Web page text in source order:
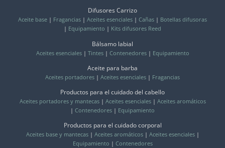
Difusores Carrizo
Aceite base | Fragancias | Aceites esenciales | Cañas | Botellas difusoras
| Equipamiento | Kits difusores Reed
Bálsamo labial
Aceites esenciales| Tintes| Contenedores| Equipamiento
Aceite para barba
Aceites portadores | Aceites esenciales | Fragancias
Productos para el cuidado del cabello
Aceites portadores y mantecas| Aceites esenciales| Aceites aromáticos
| Contenedores | Equipamiento
Productos para el cuidado corporal
Aceites base y mantecas| Aceites aromáticos| Aceites esenciales|
Equipamiento | Contenedores